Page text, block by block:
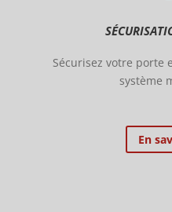
Sécurisez votre porte
système
En